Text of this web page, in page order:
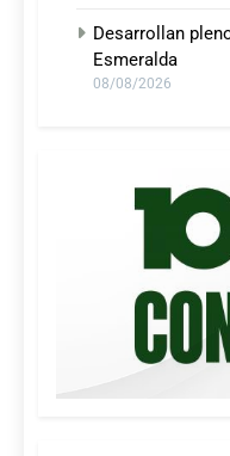
Desarrollan
Esmeralda
08/08/2026